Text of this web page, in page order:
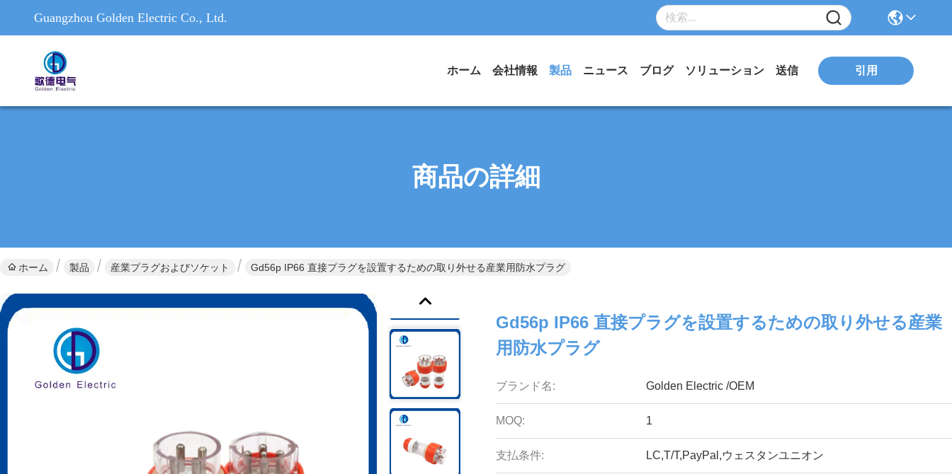
Guangzhou Golden Electric Co., Ltd.
ホーム 会社情報 製品 ニュース ブログ ソリューション 送信 引用
商品の詳細
ホーム 製品 産業プラグおよびソケット Gd56p IP66 直接プラグを設置するための取り外せる産業用防水プラグ
Gd56p IP66 直接プラグを設置するための取り外せる産業
用防水プラグ
ブランド名: Golden Electric /OEM
MOQ: 1
支払条件: LC,T/T,PayPal,ウェスタンユニオン